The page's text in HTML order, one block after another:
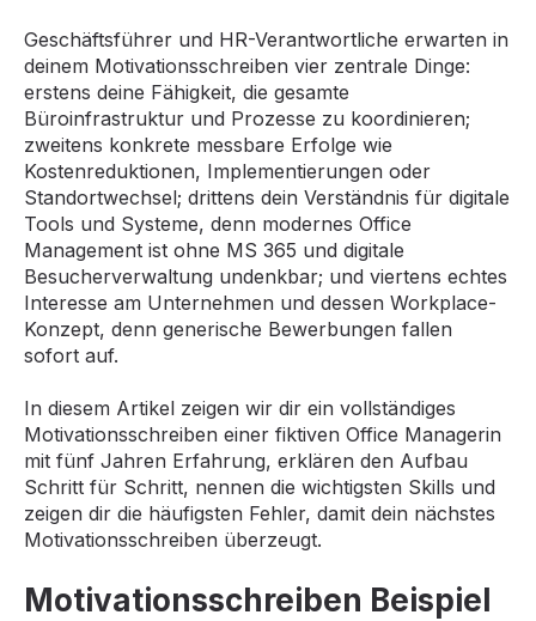
Geschäftsführer und HR-Verantwortliche erwarten in
deinem Motivationsschreiben vier zentrale Dinge:
erstens deine Fähigkeit, die gesamte
Büroinfrastruktur und Prozesse zu koordinieren;
zweitens konkrete messbare Erfolge wie
Kostenreduktionen, Implementierungen oder
Standortwechsel; drittens dein Verständnis für digitale
Tools und Systeme, denn modernes Office
Management ist ohne MS 365 und digitale
Besucherverwaltung undenkbar; und viertens echtes
Interesse am Unternehmen und dessen Workplace-
Konzept, denn generische Bewerbungen fallen
sofort auf.
In diesem Artikel zeigen wir dir ein vollständiges
Motivationsschreiben einer fiktiven Office Managerin
mit fünf Jahren Erfahrung, erklären den Aufbau
Schritt für Schritt, nennen die wichtigsten Skills und
zeigen dir die häufigsten Fehler, damit dein nächstes
Motivationsschreiben überzeugt.
Motivationsschreiben Beispiel